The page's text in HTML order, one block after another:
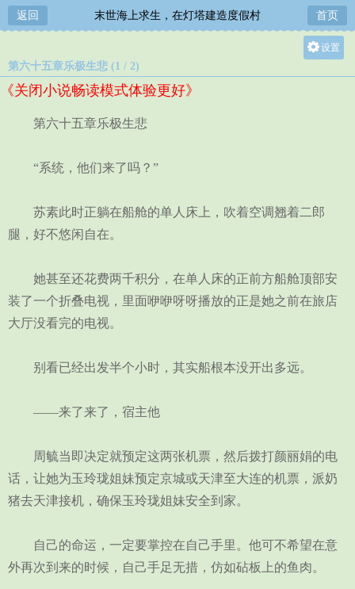
返回 末世海上求生，在灯塔建造度假村 首页
设置
第六十五章乐极生悲 (1 / 2)
《关闭小说畅读模式体验更好》
第六十五章乐极生悲
“系统，他们来了吗？”
苏素此时正躺在船舱的单人床上，吹着空调翘着二郎
腿，好不悠闲自在。
她甚至还花费两千积分，在单人床的正前方船舱顶部安
装了一个折叠电视，里面咿咿呀呀播放的正是她之前在旅店
大厅没看完的电视。
别看已经出发半个小时，其实船根本没开出多远。
——来了来了，宿主他
周毓当即决定就预定这两张机票，然后拨打颜丽娟的电
话，让她为玉玲珑姐妹预定京城或天津至大连的机票，派奶
猪去天津接机，确保玉玲珑姐妹安全到家。
自己的命运，一定要掌控在自己手里。他可不希望在意
外再次到来的时候，自己手足无措，仿如砧板上的鱼肉。